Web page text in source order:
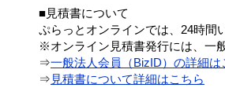
■見積書について
ぷらっとオンラインでは、24時間
※オンライン見積書発行には、一
⇒一般法人会員（BizID）の詳細は
⇒ 見積書について詳細はこちら